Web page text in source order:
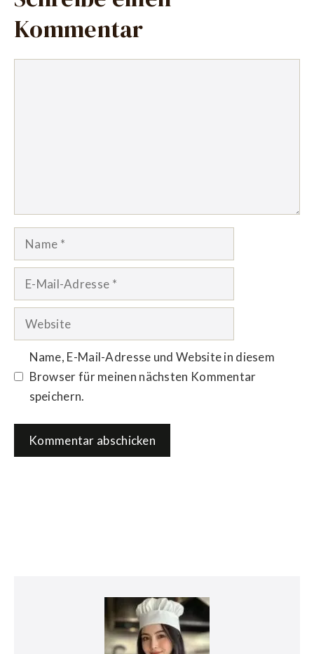
Kommentar
Name
Website
Name, E-Mail-Adresse und Website in diesem
Browser für meinen nächsten Kommentar
speichern.